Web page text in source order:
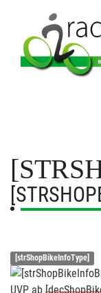
[strShopBikeInfoType]
UVP ab